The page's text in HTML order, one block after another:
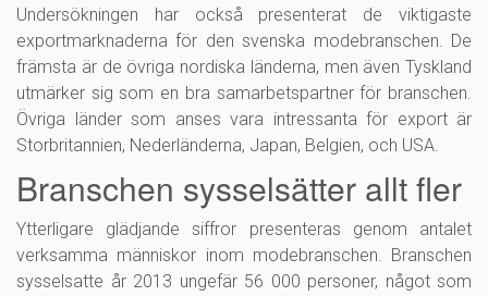
Undersökningen har också presenterat de viktigaste
exportmarknaderna för den svenska modebranschen. De
främsta är de övriga nordiska länderna, men även Tyskland
utmärker sig som en bra samarbetspartner för branschen.
Övriga länder som anses vara intressanta för export är
Storbritannien, Nederländerna, Japan, Belgien, och USA.
Branschen sysselsätter allt fler
Ytterligare glädjande siffror presenteras genom antalet
verksamma människor inom modebranschen. Branschen
sysselsatte år 2013 ungefär 56 000 personer, något som